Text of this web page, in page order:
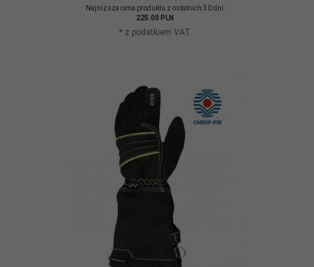
Najniższa cena produktu z ostatnich 30 dni:
225.00 PLN
* z podatkiem VAT